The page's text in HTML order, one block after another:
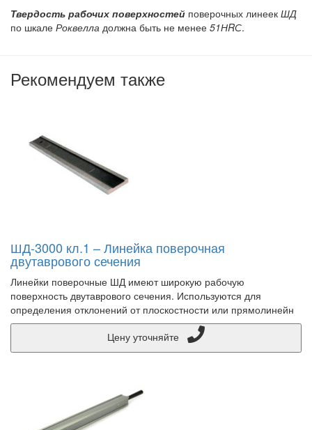
Твердость рабочих поверхностей поверочных линеек ШД
по шкале Роквелла должна быть не менее 51НRС.
Рекомендуем также
ШД-3000 кл.1 – Линейка поверочная
двутаврового сечения
Линейки поверочные ШД имеют широкую рабочую
поверхность двутаврового сечения. Используются для
определения отклонений от плоскостности или прямолинейн